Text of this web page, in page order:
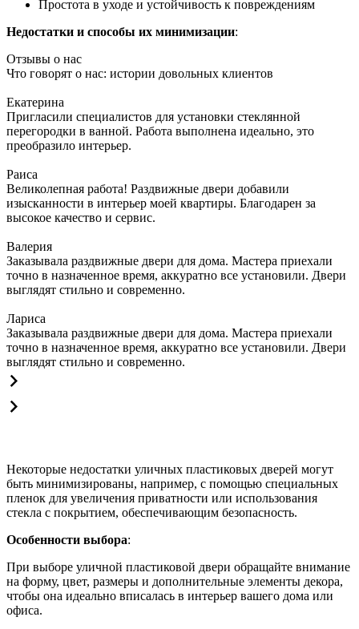
Простота в уходе и устойчивость к повреждениям
Недостатки и способы их минимизации:
Отзывы о нас
Что говорят о нас: истории довольных клиентов
Екатерина
Пригласили специалистов для установки стеклянной
перегородки в ванной. Работа выполнена идеально, это
преобразило интерьер.
Раиса
Великолепная работа! Раздвижные двери добавили
изысканности в интерьер моей квартиры. Благодарен за
высокое качество и сервис.
Валерия
Заказывала раздвижные двери для дома. Мастера приехали
точно в назначенное время, аккуратно все установили. Двери
выглядят стильно и современно.
Лариса
Заказывала раздвижные двери для дома. Мастера приехали
точно в назначенное время, аккуратно все установили. Двери
выглядят стильно и современно.
Некоторые недостатки уличных пластиковых дверей могут
быть минимизированы, например, с помощью специальных
пленок для увеличения приватности или использования
стекла с покрытием, обеспечивающим безопасность.
Особенности выбора:
При выборе уличной пластиковой двери обращайте внимание
на форму, цвет, размеры и дополнительные элементы декора,
чтобы она идеально вписалась в интерьер вашего дома или
офиса.